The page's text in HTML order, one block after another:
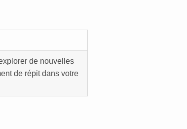
de nouvelles
de répit dans votre